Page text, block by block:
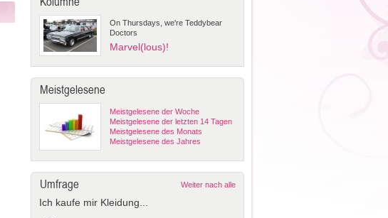
On Thursdays, we're Teddybear
Doctors
Marvel(lous)!
Meistgelesene
Meistgelesene der Woche
Meistgelesene der letzten 14 Tagen
Meistgelesene des Monats
Meistgelesene des Jahres
Umfrage Weiter nach alle
Ich kaufe mir Kleidung...